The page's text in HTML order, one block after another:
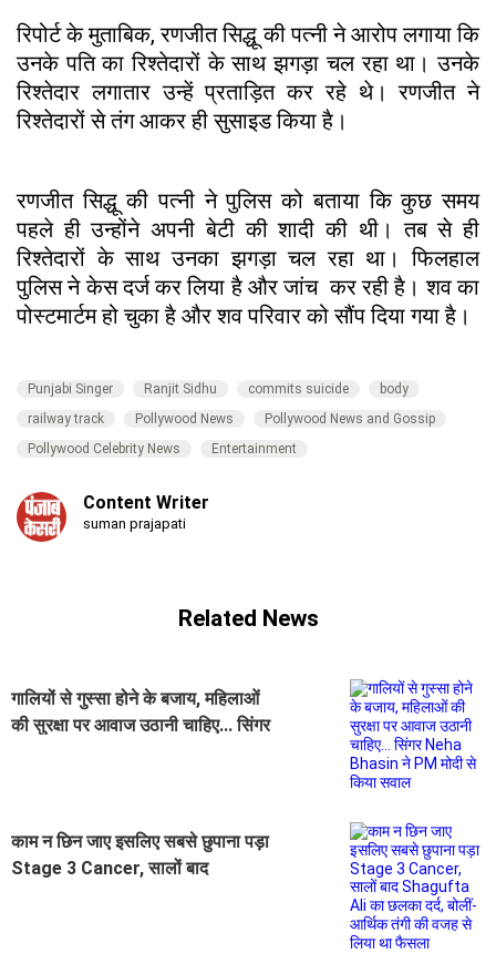
रिपोर्ट के मुताबिक, रणजीत सिद्धू की पत्नी ने आरोप लगाया कि
उनके पति का रिश्तेदारों के साथ झगड़ा चल रहा था। उनके
रिश्तेदार लगातार उन्हें प्रताड़ित कर रहे थे। रणजीत ने
रिश्तेदारों से तंग आकर ही सुसाइड किया है।
रणजीत सिद्धू की पत्नी ने पुलिस को बताया कि कुछ समय
पहले ही उन्होंने अपनी बेटी की शादी की थी। तब से ही
रिश्तेदारों के साथ उनका झगड़ा चल रहा था। फिलहाल
पुलिस ने केस दर्ज कर लिया है और जांच कर रही है। शव का
पोस्टमार्टम हो चुका है और शव परिवार को सौंप दिया गया है।
Punjabi Singer Ranjit Sidhu commits suicide
body
railway track
Pollywood News
Pollywood News and Gossip
Pollywood Celebrity News
Entertainment
Content Writer
suman prajapati
Related News
गालियों से गुस्सा होने के बजाय, महिलाओं
की सुरक्षा पर आवाज उठानी चाहिए... सिंगर
काम न छिन जाए इसलिए सबसे छुपाना पड़ा
Stage 3 Cancer, सालों बाद